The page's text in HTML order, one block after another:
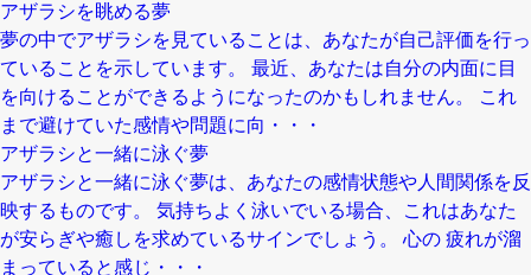
アザラシを眺める夢
夢の中でアザラシを見ていることは、あなたが自己評価を行っ
ていることを示しています。 最近、あなたは自分の内面に目
を向けることができるようになったのかもしれません。 これ
まで避けていた感情や問題に向・・・
アザラシと一緒に泳ぐ夢
アザラシと一緒に泳ぐ夢は、あなたの感情状態や人間関係を反
映するものです。 気持ちよく泳いでいる場合、これはあなた
が安らぎや癒しを求めているサインでしょう。 心の 疲れが溜
まっていると感じ・・・